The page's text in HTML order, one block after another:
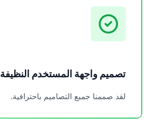
تصميم واجهة المستخدم النظيفة
لقد صممنا جميع التصاميم باحترافية.